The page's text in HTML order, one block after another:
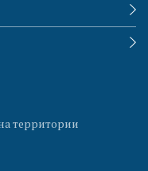
территории